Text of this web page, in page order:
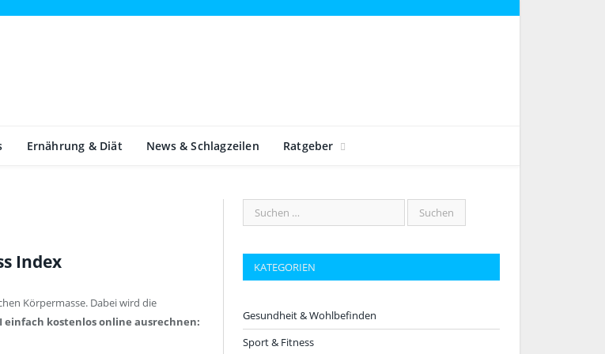
Ernährung & Diät News & Schlagzeilen Ratgeber
Index
Körpermasse. Dabei wird die
einfach kostenlos online ausrechnen:
KATEGORIEN
Gesundheit & Wohlbefinden
Sport & Fitness